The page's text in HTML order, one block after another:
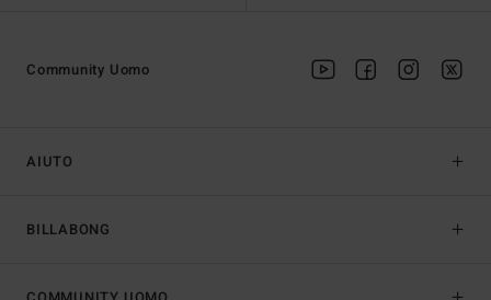
AIUTO
BILLABONG
Community Uomo